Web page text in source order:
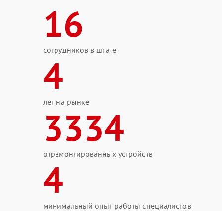
16
сотрудников в штате
4
лет на рынке
3334
отремонтированных устройств
4
минимальный опыт работы специалистов